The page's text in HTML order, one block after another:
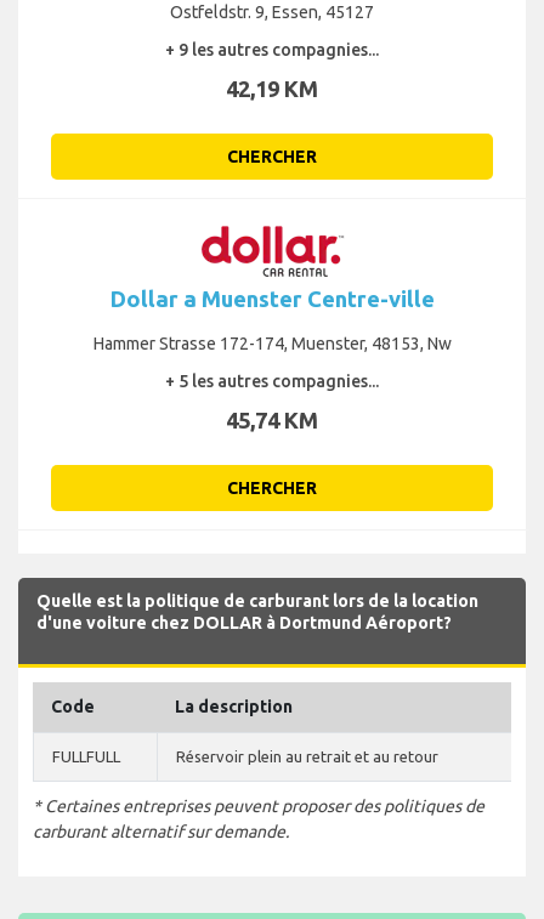
Ostfeldstr. 9, Essen, 45127
+ 9 les autres compagnies...
42,19 KM
CHERCHER
Dollar a Muenster Centre-ville
Hammer Strasse 172-174, Muenster, 48153, Nw
+ 5 les autres compagnies...
45,74 KM
CHERCHER
Quelle est la politique de carburant lors de la location
d'une voiture chez DOLLAR à Dortmund Aéroport?
Code La description
FULLFULL Réservoir plein au retrait et au retour
* Certaines entreprises peuvent proposer des politiques de
carburant alternatif sur demande.